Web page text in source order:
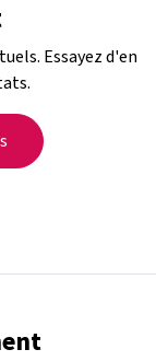
Essayez d'en